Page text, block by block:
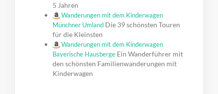
5 Jahren
Wanderungen mit dem Kinderwagen
Münchner Umland Die 39 schönsten Touren
für die Kleinsten
Wanderungen mit dem Kinderwagen
Bayerische Hausberge Ein Wanderführer mit
den schönsten Familienwanderungen mit
Kinderwagen